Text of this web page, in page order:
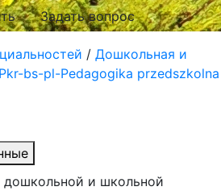
Задать вопрос
/ Дошкольная и
bs-pl-Pedagogika przedszkolna
дошкольной и школьной